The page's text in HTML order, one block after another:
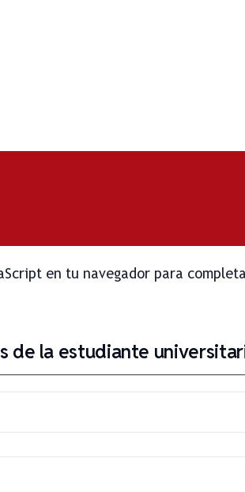
en tu navegador para
de la estudiante